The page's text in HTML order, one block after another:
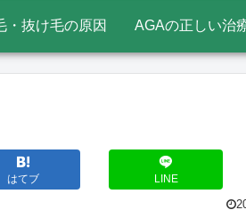
・抜け毛の原因 AGAの正しい治
はてブ LINE